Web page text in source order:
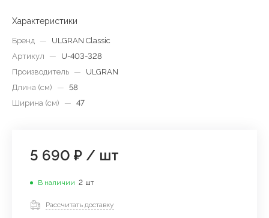
Характеристики
Бренд —
ULGRAN Classic
Артикул
—
U-403-328
Производитель —
ULGRAN
Длина (см)
— 58
Ширина (см)
— 47
5 690 ₽ / шт
В наличии 2 шт
Рассчитать доставку